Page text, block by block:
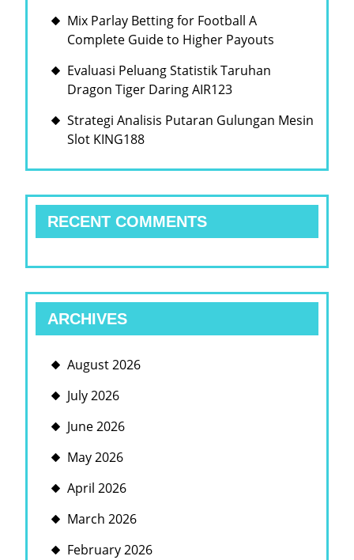
Mix Parlay Betting for Football A
Complete Guide to Higher Payouts
Evaluasi Peluang Statistik Taruhan
Dragon Tiger Daring AIR123
Strategi Analisis Putaran Gulungan Mesin
Slot KING188
RECENT COMMENTS
ARCHIVES
August 2026
July 2026
June 2026
May 2026
April 2026
March 2026
February 2026